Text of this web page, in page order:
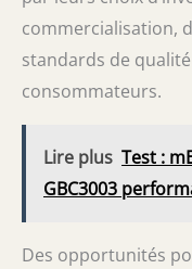
commercialisation,
standards de
consommateurs.
Lire plus Test :
GBC3003
Des opportunités